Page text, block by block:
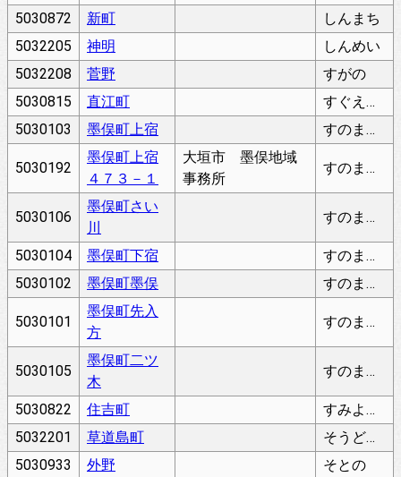
5030872
新町
しんまち
5032205
神明
しんめい
5032208
菅野
すがの
5030815
直江町
すぐえちょう
5030103
墨俣町上宿 すのまたちょうかみじゅく
5030192
墨俣町上宿
４７３－１
大垣市 墨俣地域
事務所
すのまたちょうかみじゅく
5030106
墨俣町さい
川
すのまたちょうさいかわ
5030104 墨俣町下宿
すのまたちょうしもじゅく
5030102
墨俣町墨俣 すのまたちょうすのまた
5030101
墨俣町先入
方
すのまたちょうせんいりかた
5030105
墨俣町二ツ
木
すのまたちょうふたつぎ
5030822 住吉町
すみよしちょう
5032201
草道島町
そうどうじまちょう
5030933
外野
そとの